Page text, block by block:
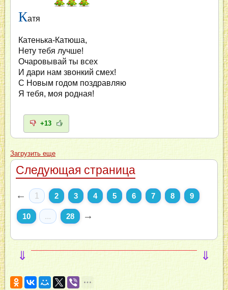
Катя
Катенька-Катюша,
Нету тебя лучше!
Очаровывай ты всех
И дари нам звонкий смех!
С Новым годом поздравляю
Я тебя, моя родная!
+13
Загрузить еще
Следующая страница
← 1 2 3 4 5 6 7 8 9
10 ... 28 →
⇓ ⇓